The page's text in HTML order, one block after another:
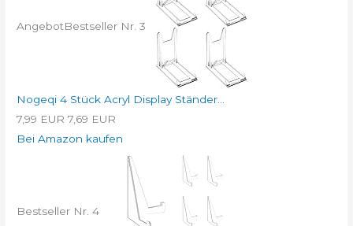
AngebotBestseller Nr. 3
Nogeqi 4 Stück Acryl Display Ständer...
7,99 EUR 7,69 EUR
Bei Amazon kaufen
Bestseller Nr. 4